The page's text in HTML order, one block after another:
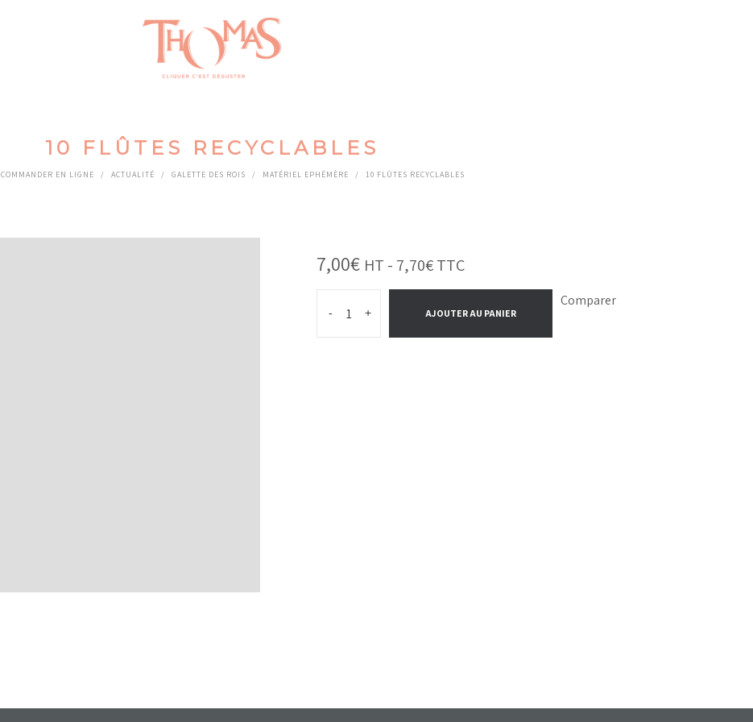
10 FLÛTES RECYCLABLES
COMMANDER EN LIGNE / ACTUALITÉ / GALETTE DES ROIS / MATÉRIEL EPHÉMÈRE / 10 FLÛTES RECYCLABLES
7,00€ HT - 7,70€TTC
- + AJOUTER AU PANIER
Comparer